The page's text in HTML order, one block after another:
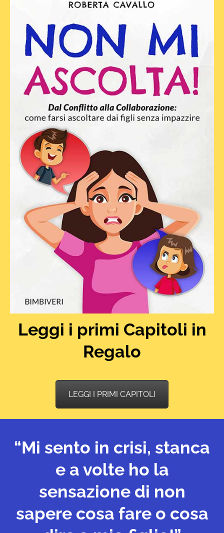
Leggi i primi Capitoli in
Regalo
LEGGI I PRIMI CAPITOLI
“Mi sento in crisi, stanca
e a volte ho la
sensazione di non
sapere cosa fare o cosa